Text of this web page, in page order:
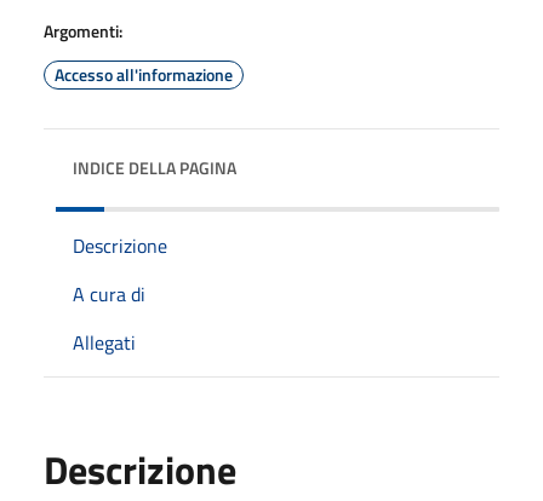
Argomenti:
Accesso all'informazione
INDICE DELLA PAGINA
Descrizione
A cura di
Allegati
Descrizione